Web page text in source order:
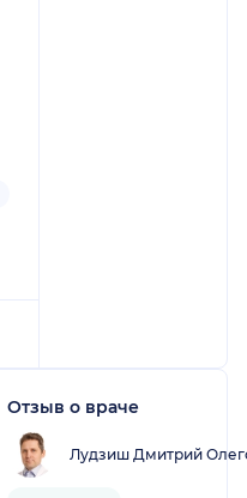
Отзыв о враче
Лудзиш Дмитрий